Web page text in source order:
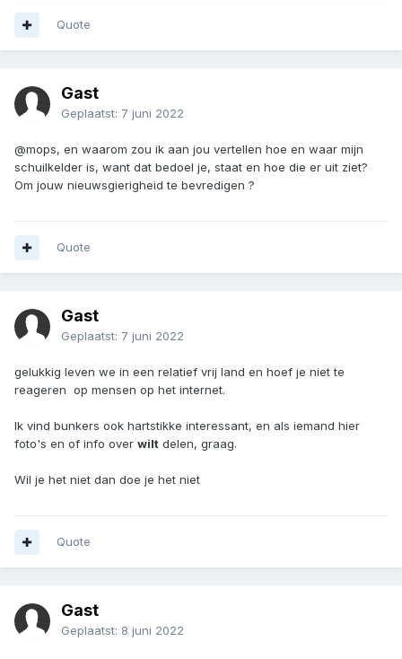
Quote
Gast
Geplaatst: 7 juni 2022
@mops, en waarom zou ik aan jou vertellen hoe en waar mijn
schuilkelder is, want dat bedoel je, staat en hoe die er uit ziet?
Om jouw nieuwsgierigheid te bevredigen ?
Quote
Gast
Geplaatst: 7 juni 2022
gelukkig leven we in een relatief vrij land en hoef je niet te
reageren op mensen op het internet.
Ik vind bunkers ook hartstikke interessant, en als iemand hier
foto's en of info over wilt delen, graag.
Wil je het niet dan doe je het niet
Quote
Gast
Geplaatst: 8 juni 2022